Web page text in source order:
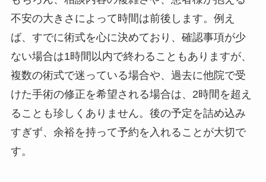
不安の大きさによって時間は前後します。例え
ば、すでに術式を心に決めており、確認事項が少
ない場合は1時間以内で終わることもありますが、
複数の術式で迷っている場合や、過去に他院で受
けた手術の修正を希望される場合は、2時間を超え
ることも珍しくありません。後の予定を詰め込み
すぎず、余裕を持って予約を入れることが大切で
す。